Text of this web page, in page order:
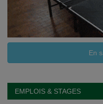
En
EMPLOIS & STAGES